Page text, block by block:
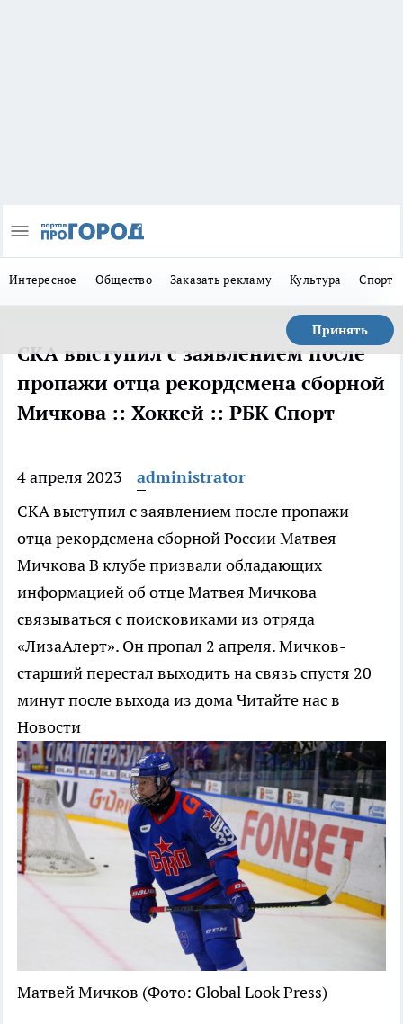
Интересное Общество Заказать рекламу Культура Спорт
Принять
СКА выступил с заявлением после
пропажи отца рекордсмена сборной
Мичкова :: Хоккей :: РБК Спорт
4 апреля 2023
administrator
СКА выступил с заявлением после пропажи
отца рекордсмена сборной России Матвея
МичковаВ клубе призвали обладающих
информацией об отце Матвея Мичкова
связываться с поисковиками из отряда
«ЛизаАлерт». Он пропал 2 апреля. Мичков-
старший перестал выходить на связь спустя 20
минут после выхода из домаЧитайте нас в
Новости
Матвей Мичков (Фото: Global Look Press)